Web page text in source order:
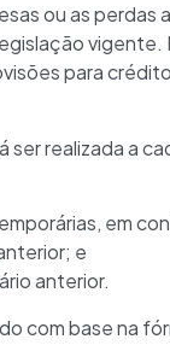
ou as
para
realizada a
em
e
anterior.
com base na